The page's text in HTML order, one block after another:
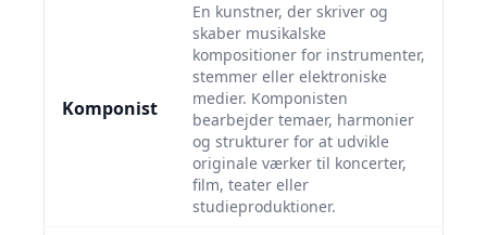
Komponist
En kunstner, der skriver og
skaber musikalske
kompositioner for instrumenter,
stemmer eller elektroniske
medier. Komponisten
bearbejder temaer, harmonier
og strukturer for at udvikle
originale værker til koncerter,
film, teater eller
studieproduktioner.